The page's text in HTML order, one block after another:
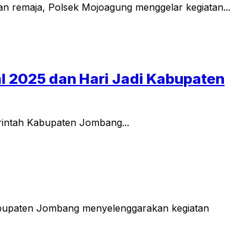
remaja, Polsek Mojoagung menggelar kegiatan...
2025 dan Hari Jadi Kabupaten
Kabupaten Jombang...
Jombang menyelenggarakan kegiatan